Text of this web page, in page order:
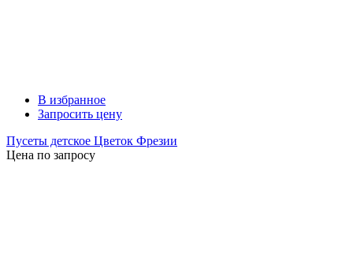
В избранное
Запросить цену
Пусеты детское Цветок Фрезии
Цена по запросу